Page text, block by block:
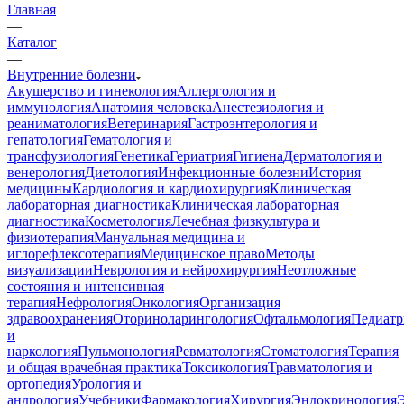
Главная
—
Каталог
—
Внутренние болезни
Акушерство и гинекологияАллергология и
иммунологияАнатомия человекаАнестезиология и
реаниматологияВетеринарияГастроэнтерология и
гепатологияГематология и
трансфузиологияГенетикаГериатрияГигиенаДерматология и
венерологияДиетологияИнфекционные болезниИстория
медициныКардиология и кардиохирургияКлиническая
лабораторная диагностикаКлиническая лабораторная
диагностикаКосметологияЛечебная физкультура и
физиотерапияМануальная медицина и
иглорефлексотерапияМедицинское правоМетоды
визуализацииНеврология и нейрохирургияНеотложные
состояния и интенсивная
терапияНефрологияОнкологияОрганизация
здравоохраненияОториноларингологияОфтальмология
и
наркологияПульмонологияРевматологияСтоматологияТерапия
и общая врачебная практикаТоксикологияТравматология и
ортопедияУрология и
андрологияУчебникиФармакологияХирургияЭндокринология